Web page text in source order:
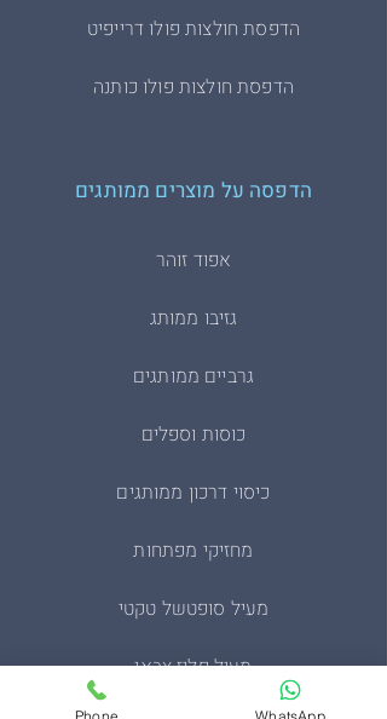
הדפסה על מוצרים ממותגים
הדפסת חולצות פולו דרייפיט
הדפסת חולצות פולו כותנה
אפוד זוהר
גזיבו ממותג
גרביים ממותגים
כוסות וספלים
כיסוי דרכון ממותגים
מחזיקי מפתחות
מעיל סופטשל טקטי
מעיל פליז צבאי
Phone WhatsApp